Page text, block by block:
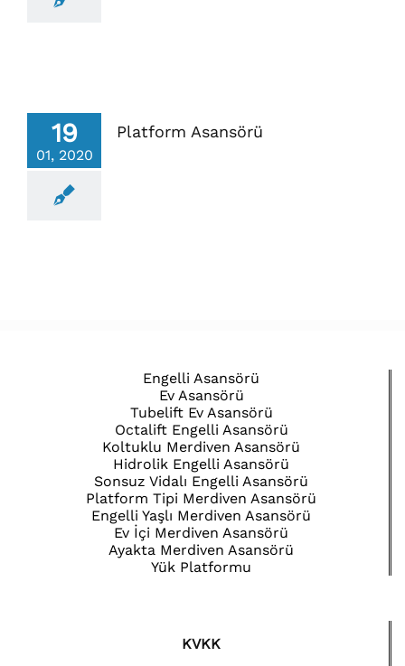
19
01, 2020
Platform Asansörü
Engelli Asansörü
Ev Asansörü
Tubelift Ev Asansörü
Octalift Engelli Asansörü
Koltuklu Merdiven Asansörü
Hidrolik Engelli Asansörü
Sonsuz Vidalı Engelli Asansörü
Platform Tipi Merdiven Asansörü
Engelli Yaşlı Merdiven Asansörü
Ev İçi Merdiven Asansörü
Ayakta Merdiven Asansörü
Yük Platformu
KVKK